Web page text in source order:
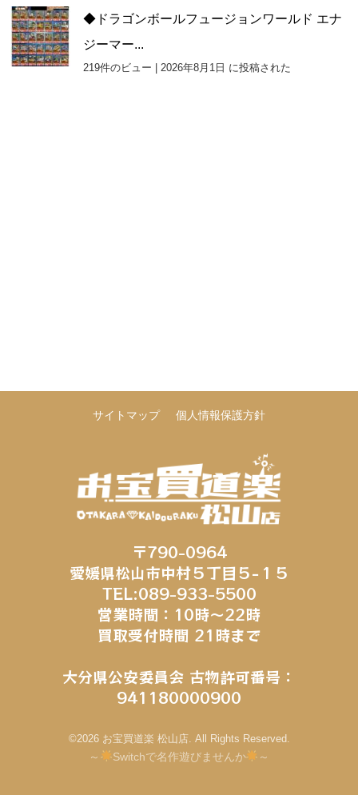
◆ドラゴンボールフュージョンワールド エナ
ジーマー...
219件のビュー 2026年8月1日 に投稿された
サイトマップ 個人情報保護方針
〒790-0964
愛媛県松山市中村５丁目５−１５
TEL:089-933-5500
営業時間：10時～22時
買取受付時間 21時まで
大分県公安委員会 古物許可番号：
941180000900
©2026 お宝買道楽 松山店. All Rights Reserved.
～
Switchで名作遊びませんか ～